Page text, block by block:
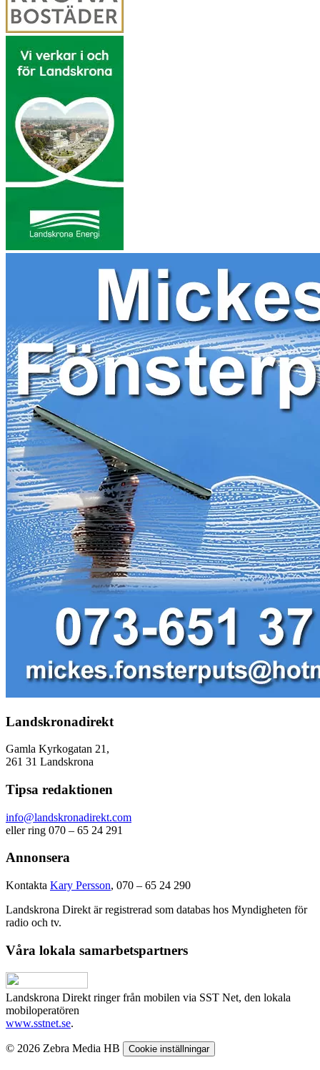
Landskronadirekt
Gamla Kyrkogatan 21,
261 31 Landskrona
Tipsa redaktionen
info@landskronadirekt.com
eller ring 070 – 65 24 291
Annonsera
Kontakta Kary Persson, 070 – 65 24 290
Landskrona Direkt är registrerad som databas hos Myndigheten för
radio och tv.
Våra lokala samarbetspartners
Landskrona Direkt ringer från mobilen via SST Net, den lokala
mobiloperatören
www.sstnet.se.
© 2026 Zebra Media HB Cookie inställningar